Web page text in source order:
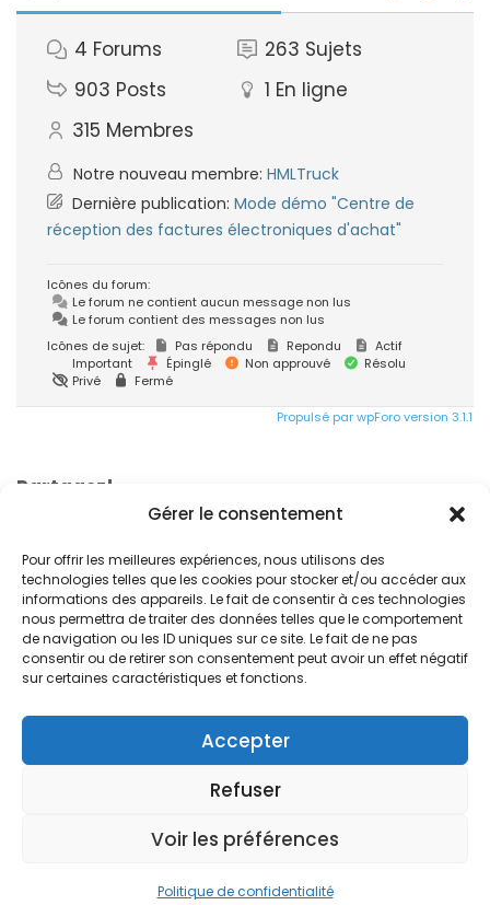
Gérer le consentement
Pour offrir les meilleures expériences, nous utilisons des
technologies telles que les cookies pour stocker et/ou accéder aux
informations des appareils. Le fait de consentir à ces technologies
nous permettra de traiter des données telles que le comportement
de navigation ou les ID uniques sur ce site. Le fait de ne pas
consentir ou de retirer son consentement peut avoir un effet négatif
sur certaines caractéristiques et fonctions.
Accepter
Refuser
Voir les préférences
Politique de confidentialité
4 Forums 263 Sujets
903 Posts 1 En ligne
315 Membres
Notre nouveau membre: HMLTruck
Dernière publication: Mode démo "Centre de
réception des factures électroniques d'achat"
Icônes du forum:
Le forum ne contient aucun message non lus
Le forum contient des messages non lus
Icônes de sujet:
Pas répondu Repondu
Actif
Important
Épinglé Non approuvé
Résolu
Privé
Fermé
Propulsé par wpForo version 3.1.1
Partagez!
© 2024. Free Devis Factures
Conditions générales de vente
Conditions générales d’utilisation
Mentions légales
À propos de Free Devis Factures